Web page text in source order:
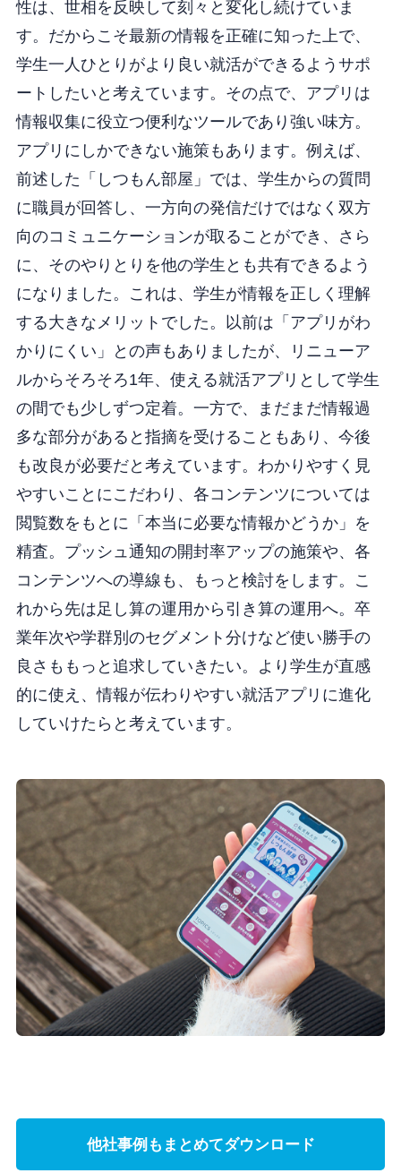
性は、世相を反映して刻々と変化し続けていま
す。だからこそ最新の情報を正確に知った上で、
学生一人ひとりがより良い就活ができるようサポ
ートしたいと考えています。その点で、アプリは
情報収集に役立つ便利なツールであり強い味方。
アプリにしかできない施策もあります。例えば、
前述した「しつもん部屋」では、学生からの質問
に職員が回答し、一方向の発信だけではなく双方
向のコミュニケーションが取ることができ、さら
に、そのやりとりを他の学生とも共有できるよう
になりました。これは、学生が情報を正しく理解
する大きなメリットでした。以前は「アプリがわ
かりにくい」との声もありましたが、リニューア
ルからそろそろ1年、使える就活アプリとして学生
の間でも少しずつ定着。一方で、まだまだ情報過
多な部分があると指摘を受けることもあり、今後
も改良が必要だと考えています。わかりやすく見
やすいことにこだわり、各コンテンツについては
閲覧数をもとに「本当に必要な情報かどうか」を
精査。プッシュ通知の開封率アップの施策や、各
コンテンツへの導線も、もっと検討をします。こ
れから先は足し算の運用から引き算の運用へ。卒
業年次や学群別のセグメント分けなど使い勝手の
良さももっと追求していきたい。より学生が直感
的に使え、情報が伝わりやすい就活アプリに進化
していけたらと考えています。
他社事例もまとめてダウンロード